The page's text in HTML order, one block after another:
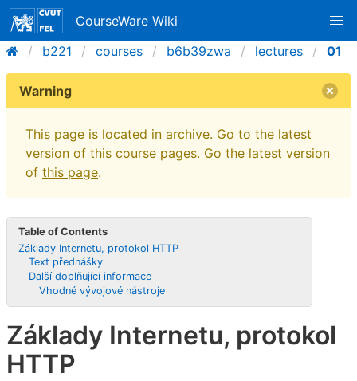
CourseWare Wiki
b221
courses b6b39zwa lectures 01
Warning
This page is located in archive. Go to the latest
version of this course pages. Go the latest version
of this page.
Table of Contents
Základy Internetu, protokol HTTP
Text přednášky
Další doplňující informace
Vhodné vývojové nástroje
Základy Internetu, protokol
HTTP